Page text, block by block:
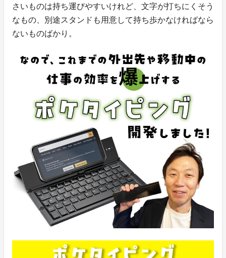
さいものは持ち運びやすいけれど、文字が打ちにくそう
なもの、別途スタンドも用意して持ち歩かなければなら
ないものばかり。